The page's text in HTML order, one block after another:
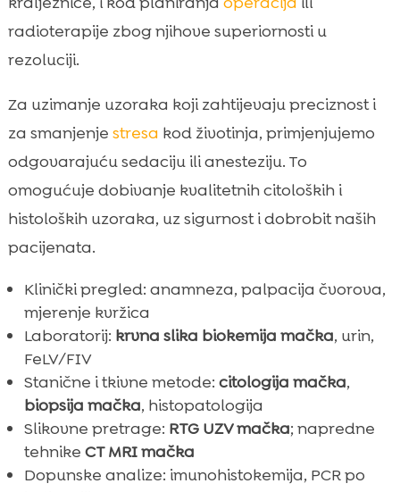
radioterapije zbog njihove superiornosti u
rezoluciji.
Za uzimanje uzoraka koji zahtijevaju preciznost i
za smanjenje stresa kod životinja, primjenjujemo
odgovarajuću sedaciju ili anesteziju. To
omogućuje dobivanje kvalitetnih citoloških i
histoloških uzoraka, uz sigurnost i dobrobit naših
pacijenata.
Klinički pregled: anamneza, palpacija čvorova,
mjerenje kvržica
Laboratorij: krvna slika biokemija mačka, urin,
FeLV/FIV
Stanične i tkivne metode: citologija mačka,
biopsija mačka, histopatologija
Slikovne pretrage: RTG UZV mačka; napredne
tehnike CT MRI mačka
Dopunske analize: imunohistokemija, PCR po